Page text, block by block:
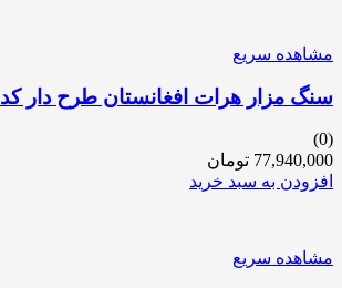
مشاهده سریع
سنگ مزار هرات افغانستان طرح دار کد 298
(0)
77,940,000 تومان
افزودن به سبد خرید
مشاهده سریع